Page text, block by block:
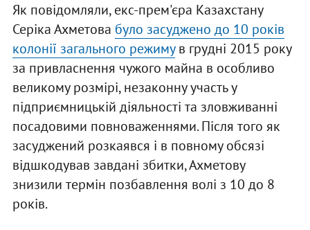
Як повідомляли, екс-прем'єра Казахстану
Серіка Ахметова було засуджено до 10 років
колонії загального режимув грудні 2015 року
за привласнення чужого майна в особливо
великому розмірі, незаконну участь у
підприємницькій діяльності та зловживанні
посадовими повноваженнями. Після того як
засуджений розкаявся і в повному обсязі
відшкодував завдані збитки, Ахметову
знизили термін позбавлення волі з 10 до 8
років.